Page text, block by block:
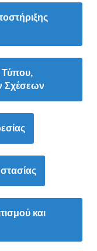
Τύπου,
Σχέσεων
και